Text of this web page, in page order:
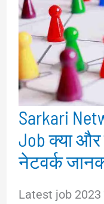
Sarkari
Job क्या और
नेटवर्क
Latest job 2023